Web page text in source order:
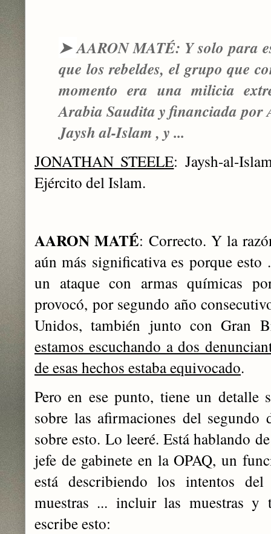
➤AARON MATÉ: Y solo para
que los rebeldes, el grupo que
momento era una milicia
Arabia Saudita y financiada por
Jaysh al-Islam , y ...
JONATHAN STEELE: Jaysh-al-
Ejército del Islam.
AARON MATÉ: Correcto. Y la
aún más significativa es porque
un ataque con armas químicas
provocó, por segundo año
Unidos, también junto con Gran
estamos escuchando a dos
de esas hechos estaba equivocado.
Pero en ese punto, tiene un detalle
sobre las afirmaciones del segundo
sobre esto. Lo leeré. Está hablando
jefe de gabinete en la OPAQ, un
está describiendo los intentos
muestras ... incluir las muestras y
escribe esto: